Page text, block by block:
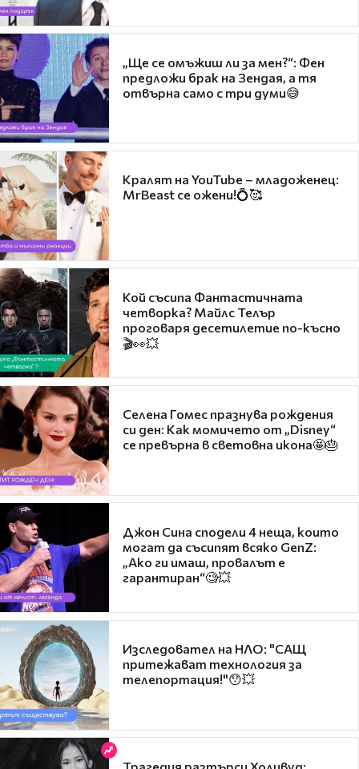
„Ще се омъжиш ли за мен?“: Фен
предложи брак на Зендая, а тя
отвърна само с три думи😅
Кралят на YouTube – младоженец:
MrBeast се ожени!💍🥰
Кой съсипа Фантастичната
четворка? Майлс Телър
проговаря десетилетие по-късно
🎬👀💥
Селена Гомес празнува рождения
си ден: Как момичето от „Disney“
се превърна в световна икона🤩🎂
Джон Сина сподели 4 неща, които
могат да съсипят всяко GenZ:
„Ако ги имаш, провалът е
гарантиран“🧐💥
Изследовател на НЛО: "САЩ
притежават технология за
телепортация!"😯💥
Трагедия разтърси Холивуд: